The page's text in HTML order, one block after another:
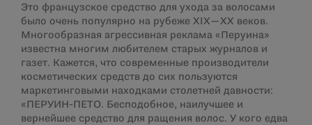
Это французское средство для ухода за волосами
было очень популярно на рубеже XIX—XX веков.
Многообразная агрессивная реклама «Перуина»
известна многим любителем старых журналов и
газет. Кажется, что современные производители
косметических средств до сих пользуются
маркетинговыми находками столетней давности:
«ПЕРУИН-ПЕТО. Бесподобное, наилучшее и
вернейшее средство для ращения волос. У кого едва